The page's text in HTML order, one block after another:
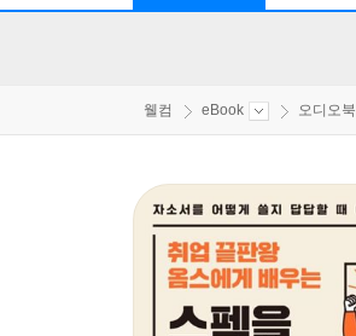
웰컴 eBook 오디오북